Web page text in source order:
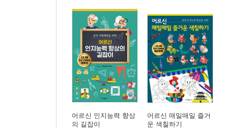
어르신 인지능력 향상
의 길잡이
어르신 매일매일 즐거
운 색칠하기